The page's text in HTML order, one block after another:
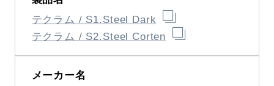
テクラム / S1.Steel Dark
テクラム / S2.Steel Corten